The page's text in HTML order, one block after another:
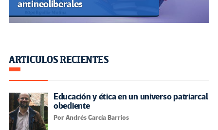
antineoliberales
ARTÍCULOS RECIENTES
Educación y ética en un universo patriarcal
obediente
Por Andrés García Barrios